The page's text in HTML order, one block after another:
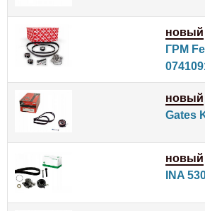
новый
ГРМ
новый
Gates
новый
INA